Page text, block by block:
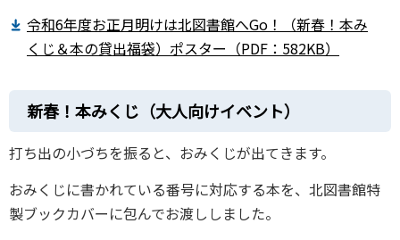
令和6年度お正月明けは北図書館へGo！（新春！本み
くじ＆本の貸出福袋）ポスター（PDF：582KB）
新春！本みくじ（大人向けイベント）
打ち出の小づちを振ると、おみくじが出てきます。
おみくじに書かれている番号に対応する本を、北図書館特
製ブックカバーに包んでお渡ししました。